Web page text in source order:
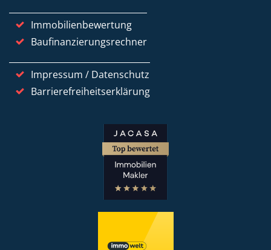
Immobilienbewertung
Baufinanzierungsrechner
Impressum / Datenschutz
Barrierefreiheitserklärung